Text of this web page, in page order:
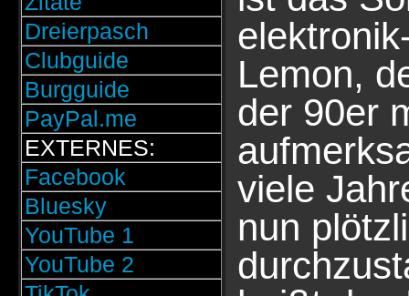
Dreierpasch
Clubguide
Burgguide
PayPal.me
EXTERNES:
Facebook
Bluesky
YouTube 1
YouTube 2
Lemon,
der 90er
viele
nun